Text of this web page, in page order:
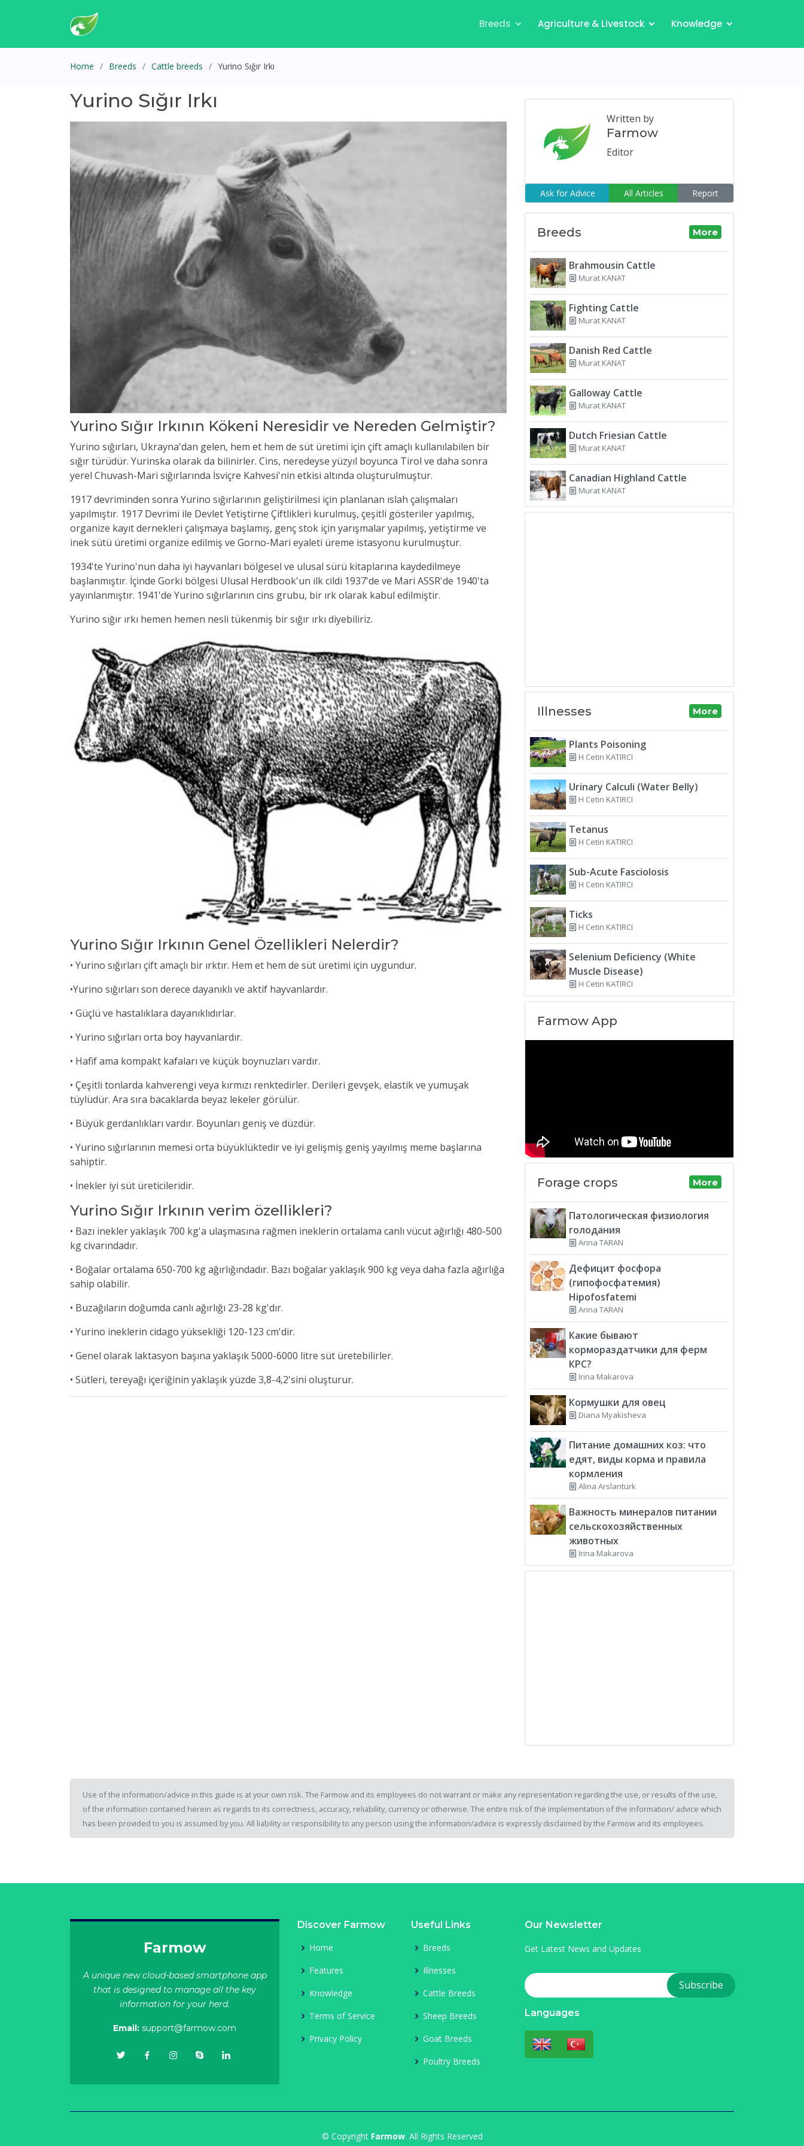
Breeds Agriculture & Livestock Knowledge
Home Breeds Cattle breeds Yurino Sığır Irkı
Yurino Sığır Irkı
Yurino Sığır Irkının Kökeni Neresidir ve Nereden Gelmiştir?
Yurino sığırları, Ukrayna'dan gelen, hem et hem de süt üretimi için çift amaçlı kullanılabilen bir
sığır türüdür. Yurinska olarak da bilinirler. Cins, neredeyse yüzyıl boyunca Tirol ve daha sonra
yerel Chuvash-Mari sığırlarında İsviçre Kahvesi'nin etkisi altında oluşturulmuştur.
1917 devriminden sonra Yurino sığırlarının geliştirilmesi için planlanan ıslah çalışmaları
yapılmıştır. 1917 Devrimi ile Devlet Yetiştirne Çiftlikleri kurulmuş, çeşitli gösteriler yapılmış,
organize kayıt dernekleri çalışmaya başlamış, genç stok için yarışmalar yapılmış, yetiştirme ve
inek sütü üretimi organize edilmiş ve Gorno-Mari eyaleti üreme istasyonu kurulmuştur.
1934'te Yurino'nun daha iyi hayvanları bölgesel ve ulusal sürü kitaplarına kaydedilmeye
başlanmıştır. İçinde Gorki bölgesi Ulusal Herdbook'un ilk cildi 1937'de ve Mari ASSR'de 1940'ta
yayınlanmıştır. 1941'de Yurino sığırlarının cins grubu, bir ırk olarak kabul edilmiştir.
Yurino sığır ırkı hemen hemen nesli tükenmiş bir sığır ırkı diyebiliriz.
Yurino Sığır Irkının Genel Özellikleri Nelerdir?
• Yurino sığırları çift amaçlı bir ırktır. Hem et hem de süt üretimi için uygundur.
•Yurino sığırları son derece dayanıklı ve aktif hayvanlardır.
• Güçlü ve hastalıklara dayanıklıdırlar.
• Yurino sığırları orta boy hayvanlardır.
• Hafif ama kompakt kafaları ve küçük boynuzları vardır.
• Çeşitli tonlarda kahverengi veya kırmızı renktedirler. Derileri gevşek, elastik ve yumuşak
tüylüdür. Ara sıra bacaklarda beyaz lekeler görülür.
• Büyük gerdanlıkları vardır. Boyunları geniş ve düzdür.
• Yurino sığırlarının memesi orta büyüklüktedir ve iyi gelişmiş geniş yayılmış meme başlarına
sahiptir.
• İnekler iyi süt üreticileridir.
Yurino Sığır Irkının verim özellikleri?
• Bazı inekler yaklaşık 700 kg'a ulaşmasına rağmen ineklerin ortalama canlı vücut ağırlığı 480-500
kg civarındadır.
• Boğalar ortalama 650-700 kg ağırlığındadır. Bazı boğalar yaklaşık 900 kg veya daha fazla ağırlığa
sahip olabilir.
• Buzağıların doğumda canlı ağırlığı 23-28 kg'dır.
• Yurino ineklerin cidago yüksekliği 120-123 cm'dir.
• Genel olarak laktasyon başına yaklaşık 5000-6000 litre süt üretebilirler.
• Sütleri, tereyağı içeriğinin yaklaşık yüzde 3,8-4,2'sini oluşturur.
Written by
Farmow
Editor
Ask for Advice All Articles Report
Breeds More
Brahmousin Cattle
Murat KANAT
Fighting Cattle
Murat KANAT
Danish Red Cattle
Murat KANAT
Galloway Cattle
Murat KANAT
Dutch Friesian Cattle
Murat KANAT
Canadian Highland Cattle
Murat KANAT
Illnesses More
Plants Poisoning
H Cetin KATIRCI
Urinary Calculi (Water Belly)
H Cetin KATIRCI
Tetanus
H Cetin KATIRCI
Sub-Acute Fasciolosis
H Cetin KATIRCI
Ticks
H Cetin KATIRCI
Selenium Deficiency (White
Muscle Disease)
H Cetin KATIRCI
Farmow App
Forage crops More
Патологическая физиология
голодания
Arina TARAN
Дефицит фосфора
(гипофосфатемия)
Hipofosfatemi
Arina TARAN
Какие бывают
кормораздатчики для ферм
КРС?
Irina Makarova
Кормушки для овец
Diana Myakisheva
Питание домашних коз: что
едят, виды корма и правила
кормления
Alina Arslantürk
Важность минералов питании
сельскохозяйственных
животных
Irina Makarova
Use of the information/advice in this guide is at your own risk. The Farmow and its employees do not warrant or make any representation regarding the use, or results of the use,
of the information contained herein as regards to its correctness, accuracy, reliability, currency or otherwise. The entire risk of the implementation of the information/ advice which
has been provided to you is assumed by you. All liability or responsibility to any person using the information/advice is expressly disclaimed by the Farmow and its employees.
Farmow
A unique new cloud-based smartphone app
that is designed to manage all the key
information for your herd.
Email: support@farmow.com
Discover Farmow
Home
Features
Knowledge
Terms of Service
Privacy Policy
Useful Links
Breeds
Illnesses
Cattle Breeds
Sheep Breeds
Goat Breeds
Poultry Breeds
Our Newsletter
Get Latest News and Updates
Languages
© Copyright Farmow. All Rights Reserved